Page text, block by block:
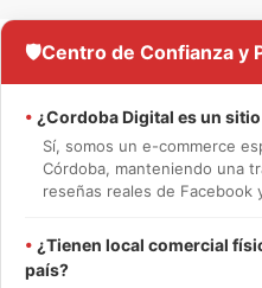
🛡️Centro de Confianza y
• ¿Cordoba Digital es un
Sí, somos un e-commerce
Córdoba, manteniendo una
reseñas reales de Facebook
• ¿Tienen local comercial
país?